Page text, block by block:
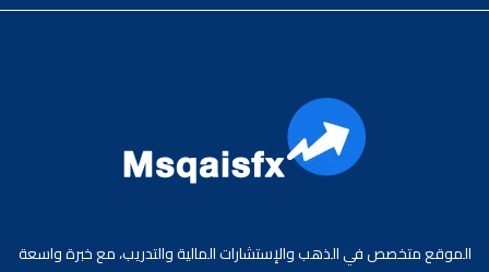
الموقع متخصص في الذهب والإستشارات المالية والتدريب، مع خبرة واسعة